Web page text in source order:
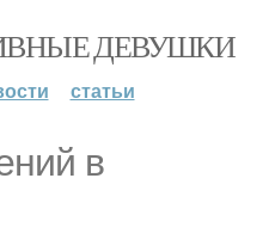
ДЕВУШКИ
статьи
в